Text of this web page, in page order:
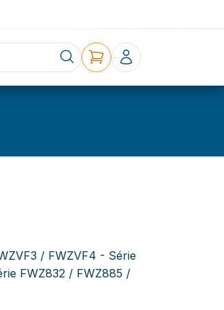
/ FWZVF4 - Série
FWZ832 / FWZ885 /